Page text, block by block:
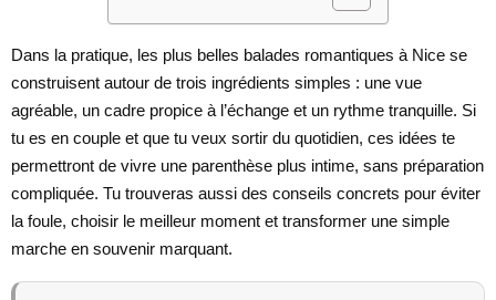
Dans la pratique, les plus belles balades romantiques à Nice se
construisent autour de trois ingrédients simples : une vue
agréable, un cadre propice à l’échange et un rythme tranquille. Si
tu es en couple et que tu veux sortir du quotidien, ces idées te
permettront de vivre une parenthèse plus intime, sans préparation
compliquée. Tu trouveras aussi des conseils concrets pour éviter
la foule, choisir le meilleur moment et transformer une simple
marche en souvenir marquant.